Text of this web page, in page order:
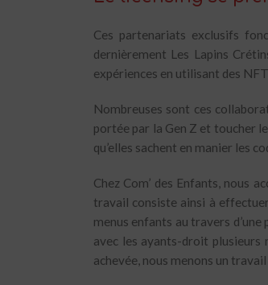
Ces partenariats exclusifs
dernièrement Les Lapins
expériences en utilisant des
Nombreuses sont ces
portée par la Gen Z et toucher
qu’elles sachent en manier les
Chez Com’ des Enfants, nous
travail consiste ainsi à
menus enfants au travers
avec les ayants-droit plusieurs
achevée, nous menons un